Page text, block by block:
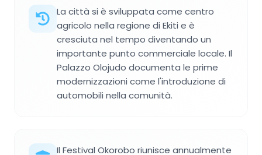
La città si è sviluppata come centro
agricolo nella regione di Ekiti e è
cresciuta nel tempo diventando un
importante punto commerciale locale. Il
Palazzo Olojudo documenta le prime
modernizzazioni come l'introduzione di
automobili nella comunità.
Il Festival Okorobo riunisce annualmente